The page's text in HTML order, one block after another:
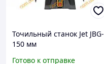
Точильный станок Jet JBG-
150 мм
Готово к отправке